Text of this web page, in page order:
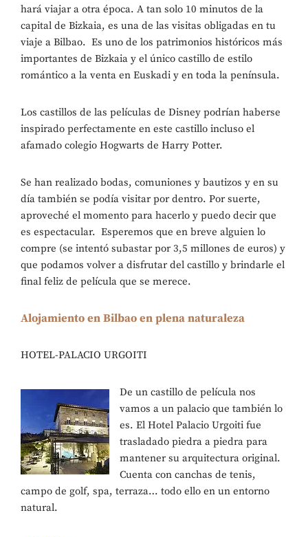
hará viajar a otra época. A tan solo 10 minutos de la
capital de Bizkaia, es una de las visitas obligadas en tu
viaje a Bilbao. Es uno de los patrimonios históricos más
importantes de Bizkaia y el único castillo de estilo
romántico a la venta en Euskadi y en toda la península.
Los castillos de las películas de Disney podrían haberse
inspirado perfectamente en este castillo incluso el
afamado colegio Hogwarts de Harry Potter.
Se han realizado bodas, comuniones y bautizos y en su
día también se podía visitar por dentro. Por suerte,
aproveché el momento para hacerlo y puedo decir que
es espectacular. Esperemos que en breve alguien lo
compre (se intentó subastar por 3,5 millones de euros) y
que podamos volver a disfrutar del castillo y brindarle el
final feliz de película que se merece.
Alojamiento en Bilbao en plena naturaleza
HOTEL-PALACIO URGOITI
De un castillo de película nos
vamos a un palacio que también lo
es. El Hotel Palacio Urgoiti fue
trasladado piedra a piedra para
mantener su arquitectura original.
Cuenta con canchas de tenis,
campo de golf, spa, terraza… todo ello en un entorno
natural.